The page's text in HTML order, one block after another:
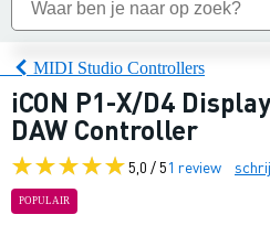
MIDI Studio Controllers
iCON P1-X/D4
DAW Controller
5,0 / 51 review
POPULAIR